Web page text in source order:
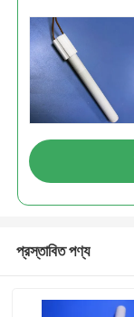
প্রস্তাবিত পণ্য